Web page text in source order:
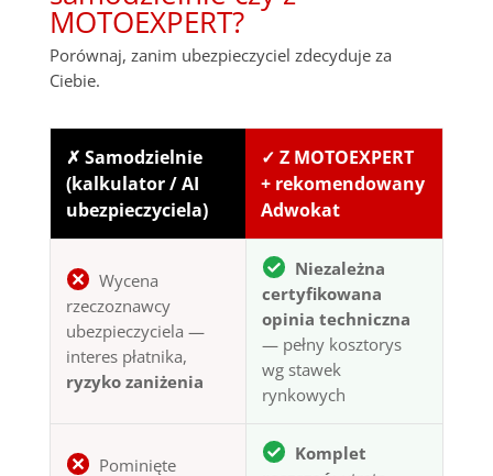
MOTOEXPERT?
Porównaj, zanim ubezpieczyciel zdecyduje za
Ciebie.
✗ Samodzielnie
(kalkulator / AI
ubezpieczyciela)
✓ Z MOTOEXPERT
+ rekomendowany
Adwokat
Wycena
rzeczoznawcy
ubezpieczyciela —
interes płatnika,
ryzyko zaniżenia
Niezależna
certyfikowana
opinia techniczna
— pełny kosztorys
wg stawek
rynkowych
Pominięte
Komplet